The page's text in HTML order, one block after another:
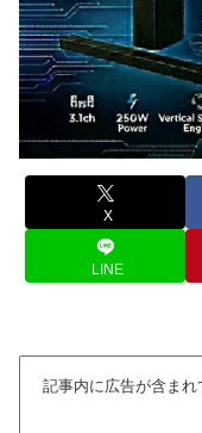
X
LINE
記事内に広告が含ま